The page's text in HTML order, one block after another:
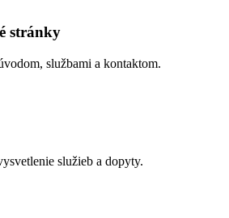
stránky
službami a kontaktom.
služieb a dopyty.